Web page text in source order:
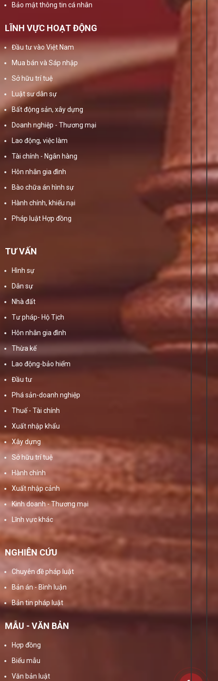
Bảo mật thông tin cá nhân
LĨNH VỰC HOẠT ĐỘNG
Đầu tư vào Việt Nam
Mua bán và Sáp nhập
Sở hữu trí tuệ
Luật sư dân sự
Bất động sản, xây dựng
Doanh nghiệp - Thương mại
Lao động, việc làm
Tài chính - Ngân hàng
Hôn nhân gia đình
Bào chữa án hình sự
Hành chính, khiếu nại
Pháp luật Hợp đồng
TƯ VẤN
Hình sự
Dân sự
Nhà đất
Tư pháp- Hộ Tịch
Hôn nhân gia đình
Thừa kế
Lao động-bảo hiểm
Đầu tư
Phá sản-doanh nghiệp
Thuế - Tài chính
Xuất nhập khẩu
Xây dựng
Sở hữu trí tuệ
Hành chính
Xuất nhập cảnh
Kinh doanh - Thương mại
Lĩnh vực khác
NGHIÊN CỨU
Chuyên đề pháp luật
Bản án - Bình luận
Bản tin pháp luật
MẪU - VĂN BẢN
Hợp đồng
Biểu mẫu
Văn bản luật